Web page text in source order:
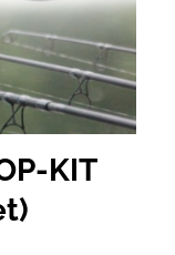
KIT